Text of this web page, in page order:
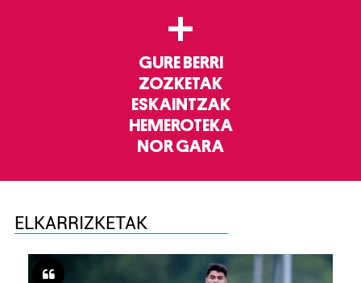
+
GURE BERRI
ZOZKETAK
ESKAINTZAK
HEMEROTEKA
NOR GARA
ELKARRIZKETAK